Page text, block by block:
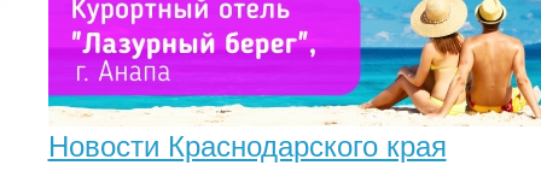
Новости Краснодарского края